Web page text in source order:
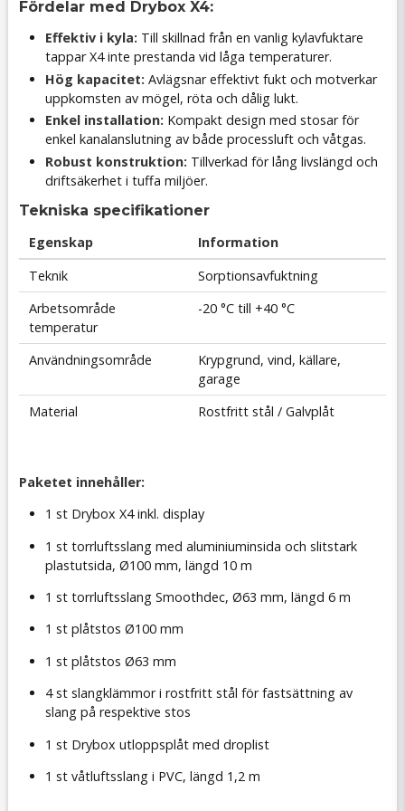
Fördelar med Drybox X4:
Effektiv i kyla: Till skillnad från en vanlig kylavfuktare
tappar X4 inte prestanda vid låga temperaturer.
Hög kapacitet: Avlägsnar effektivt fukt och motverkar
uppkomsten av mögel, röta och dålig lukt.
Enkel installation: Kompakt design med stosar för
enkel kanalanslutning av både processluft och våtgas.
Robust konstruktion: Tillverkad för lång livslängd och
driftsäkerhet i tuffa miljöer.
Tekniska specifikationer
Egenskap
Information
Teknik
Sorptionsavfuktning
Arbetsområde
temperatur
-20 °C till +40 °C
Användningsområde
Krypgrund, vind, källare,
garage
Material
Rostfritt stål / Galvplåt
Paketet innehåller:
1 st Drybox X4 inkl. display
1 st torrluftsslang med aluminiuminsida och slitstark
plastutsida, Ø100 mm, längd 10 m
1 st torrluftsslang Smoothdec, Ø63 mm, längd 6 m
1 st plåtstos Ø100 mm
1 st plåtstos Ø63 mm
4 st slangklämmor i rostfritt stål för fastsättning av
slang på respektive stos
1 st Drybox utloppsplåt med droplist
1 st våtluftsslang i PVC, längd 1,2 m